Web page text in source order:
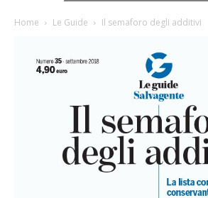
Home Le Guide Il semaforo degli additivi